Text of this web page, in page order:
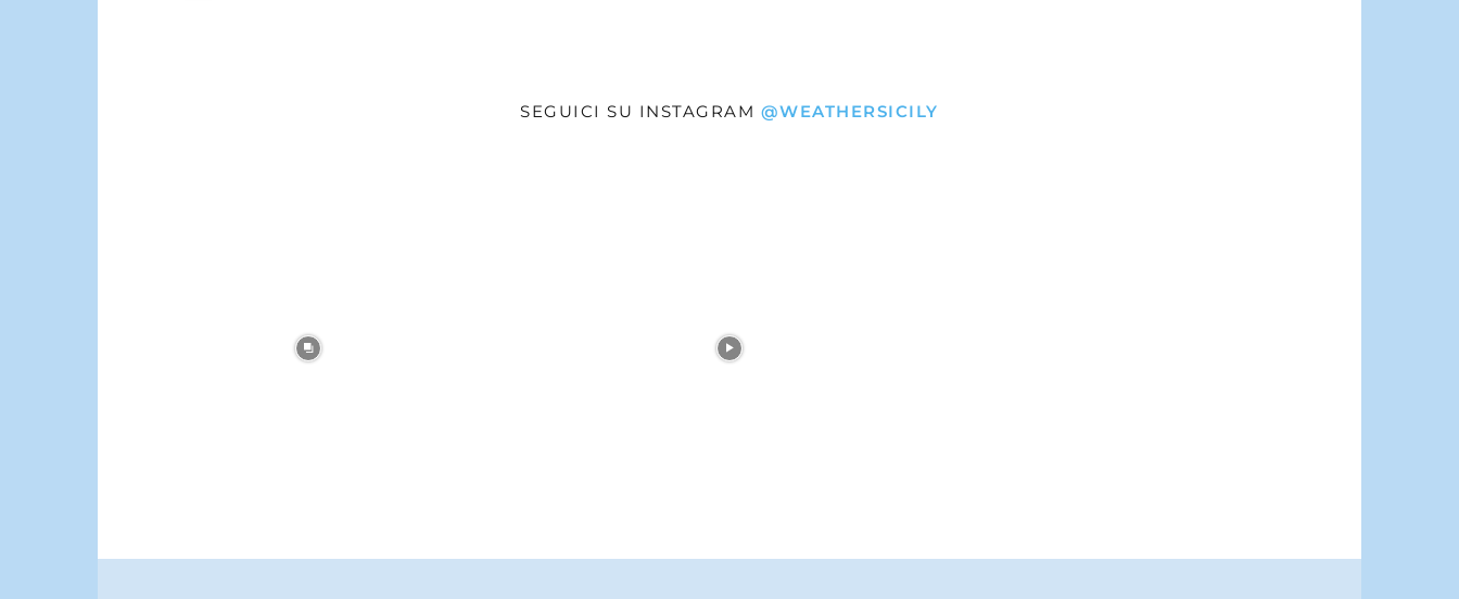
SEGUICI SU INSTAGRAM @WEATHERSICILY